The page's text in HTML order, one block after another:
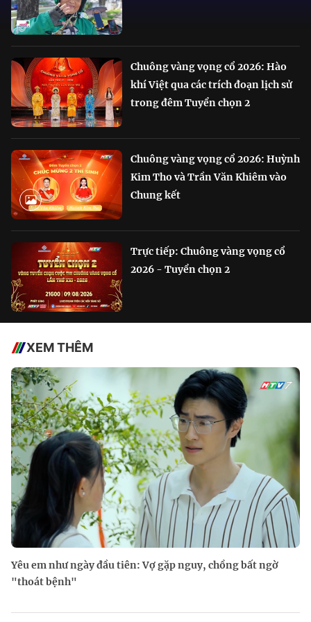
Chuông vàng vọng cổ 2026: Hào
khí Việt qua các trích đoạn lịch sử
trong đêm Tuyển chọn 2
Chuông vàng vọng cổ 2026: Huỳnh
Kim Tho và Trần Văn Khiêm vào
Chung kết
Trực tiếp: Chuông vàng vọng cổ
2026 - Tuyển chọn 2
XEM THÊM
Yêu em như ngày đầu tiên: Vợ gặp nguy, chồng bất ngờ
"thoát bệnh"